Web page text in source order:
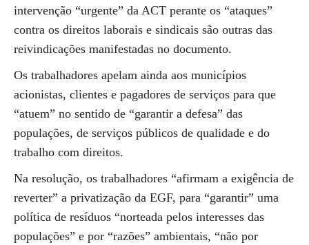
intervenção “urgente” da ACT perante os “ataques”
contra os direitos laborais e sindicais são outras das
reivindicações manifestadas no documento.
Os trabalhadores apelam ainda aos municípios
acionistas, clientes e pagadores de serviços para que
“atuem” no sentido de “garantir a defesa” das
populações, de serviços públicos de qualidade e do
trabalho com direitos.
Na resolução, os trabalhadores “afirmam a exigência de
reverter” a privatização da EGF, para “garantir” uma
política de resíduos “norteada pelos interesses das
populações” e por “razões” ambientais, “não por